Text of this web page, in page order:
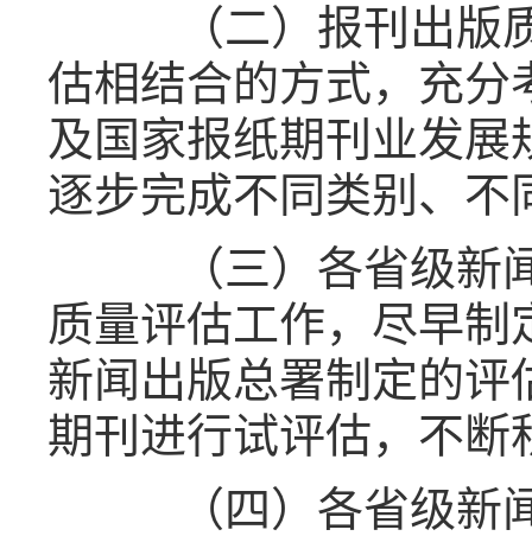
（二）报刊出版质
估相结合的方式，充分
及国家报纸期刊业发
逐步完成不同类别、不
（三）各省级新闻
质量评估工作，尽早
新闻出版总署制定的
期刊进行试评估，不断
（四）各省级新闻